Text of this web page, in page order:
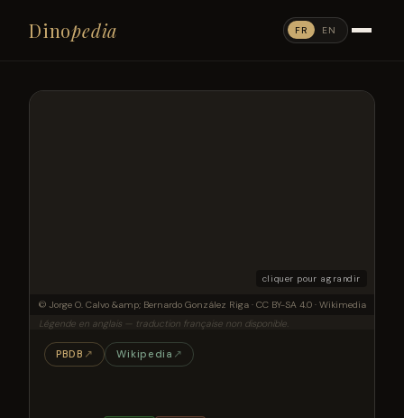
Dinopedia FR EN
cliquer pour agrandir
Jaw of Bonitasaura (bottom) compared to that of Baalsaurus (top)
© Jorge O. Calvo &amp; Bernardo González Riga · CC BY-SA 4.0 · Wikimedia
Légende en anglais — traduction française non disponible.
PBDB ↗ Wikipedia ↗